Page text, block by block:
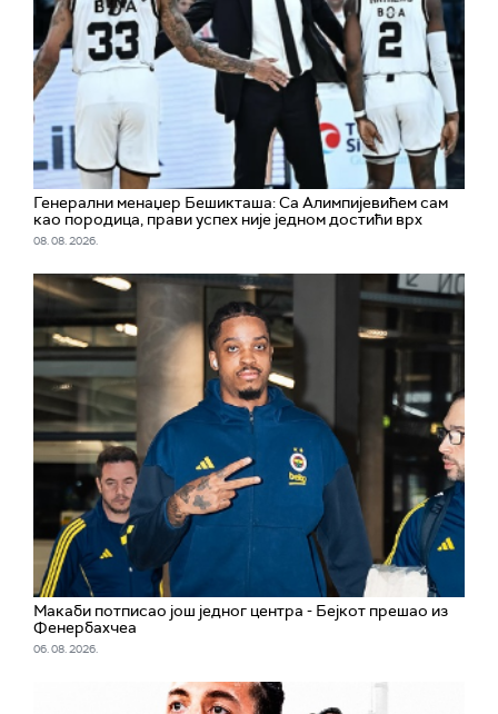
Генерални менаџер Бешикташа: Са Алимпијевићем сам
као породица, прави успех није једном достићи врх
08. 08. 2026.
Макаби потписао још једног центра - Бејкот прешао из
Фенербахчеа
06. 08. 2026.